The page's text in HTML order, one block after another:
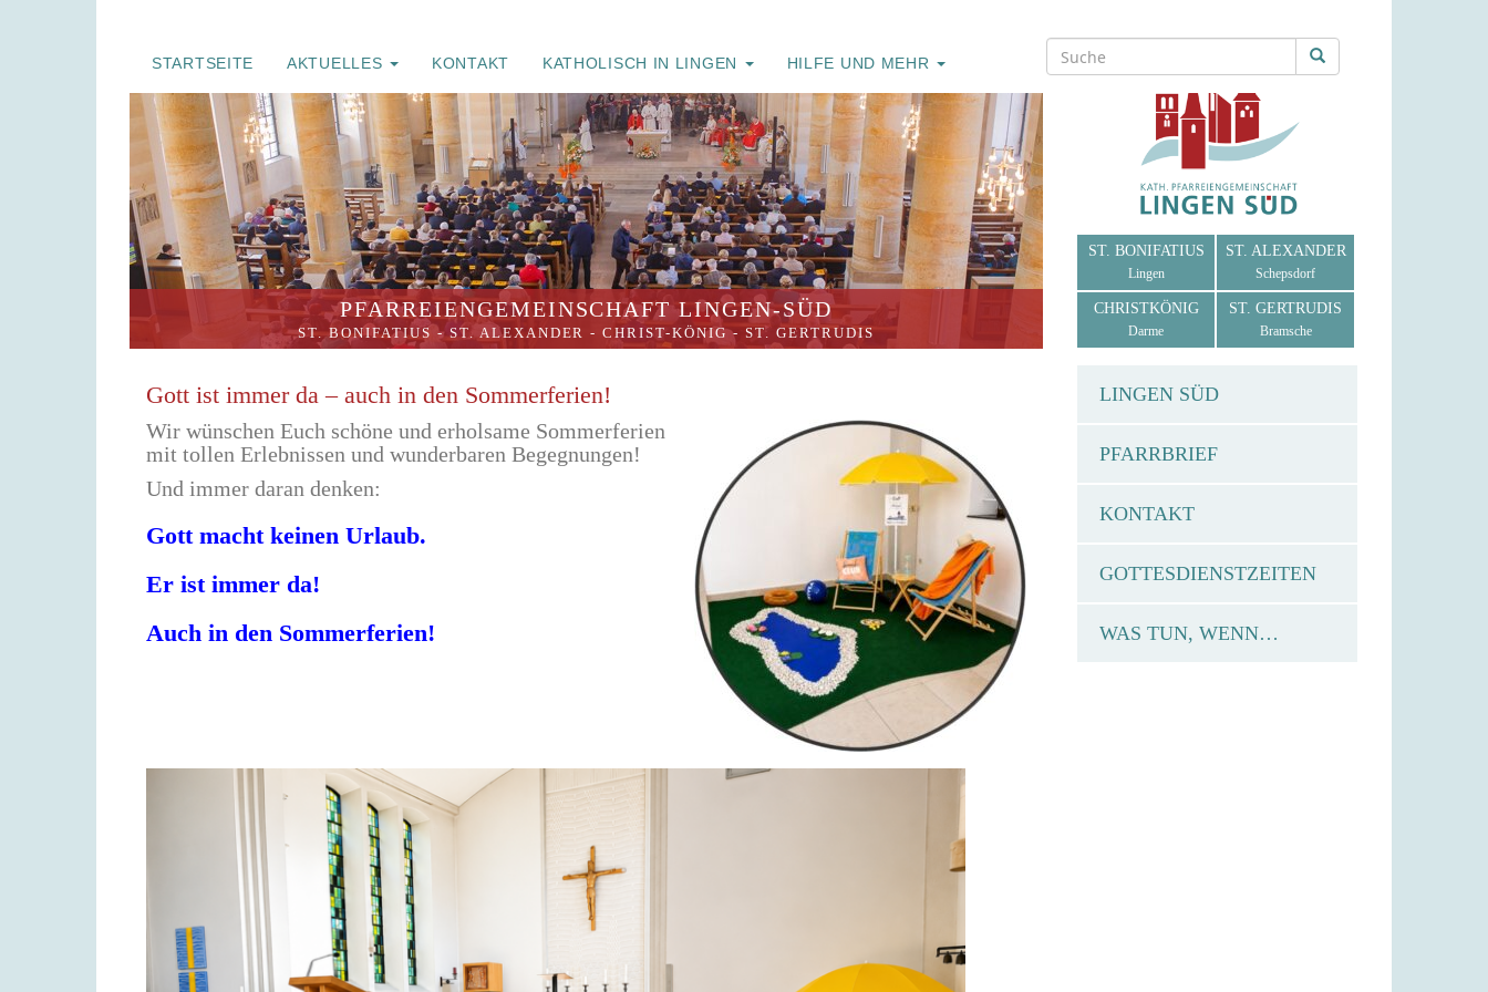
STARTSEITE AKTUELLES KONTAKT KATHOLISCH IN LINGEN HILFE UND MEHR
PFARREIENGEMEINSCHAFT LINGEN-SÜD
ST. BONIFATIUS - ST. ALEXANDER -CHRIST-KÖNIG-ST. GERTRUDIS
Gott ist immer da – auch in den Sommerferien!
Wir wünschen Euch schöne und erholsame Sommerferien
mit tollen Erlebnissen und wunderbaren Begegnungen!
Und immer daran denken:
Gott macht keinen Urlaub.
Er ist immer da!
Auch in den Sommerferien!
ST. BONIFATIUS
Lingen
ST. ALEXANDER
Schepsdorf
CHRISTKÖNIG
Darme
ST. GERTRUDIS
Bramsche
LINGEN SÜD
PFARRBRIEF
KONTAKT
GOTTESDIENSTZEITEN
WAS TUN, WENN…